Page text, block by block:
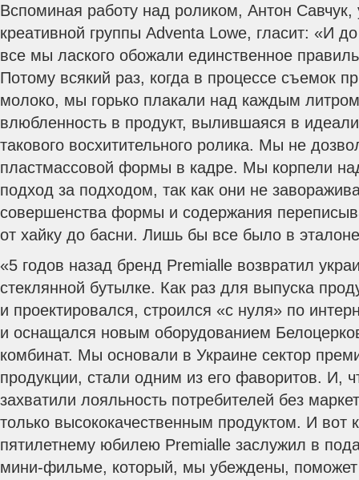
Вспоминая работу над роликом, Антон
креативной группы Adventa Lowе, гласит: «И
все мы лаского обожали единственное
Потому всякий раз, когда в процессе съемок
молоко, мы горько плакали над каждым
влюбленность в продукт, вылившаяся в
такового восхитительного ролика. Мы не
пластмассовой формы в кадре. Мы корпели
подход за подходом, так как они не
совершенства формы и содержания
от хайку до басни. Лишь бы все было в
«5 годов назад бренд Premialle возвратил
стеклянной бутылке. Как раз для выпуска
и проектировался, строился «с нуля» по
и оснащался новым оборудованием
комбинат. Мы основали в Украине сектор
продукции, стали одним из его фаворитов. И,
захватили лояльность потребителей без
только высококачественным продуктом. И вот
пятилетнему юбилею Premialle заслужил в
мини-фильме, который, мы убеждены, поможет